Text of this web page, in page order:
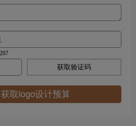
获取验证码
取logo设计预算